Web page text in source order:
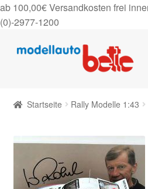
ab 100,00€ Versandkosten frei
(0)-2977-1200
Zur
Zum
Über uns
Startseite Rally Modelle 1:43